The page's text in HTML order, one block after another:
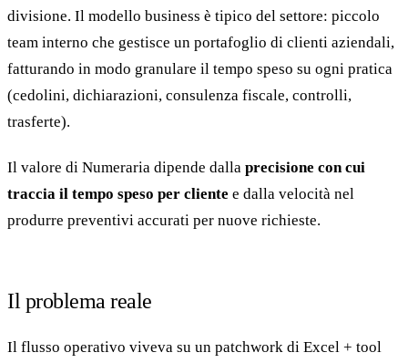
divisione. Il modello business è tipico del settore: piccolo
team interno che gestisce un portafoglio di clienti aziendali,
fatturando in modo granulare il tempo speso su ogni pratica
(cedolini, dichiarazioni, consulenza fiscale, controlli,
trasferte).
Il valore di Numeraria dipende dalla precisione con cui
traccia il tempo speso per cliente e dalla velocità nel
produrre preventivi accurati per nuove richieste.
Il problema reale
Il flusso operativo viveva su un patchwork di Excel + tool